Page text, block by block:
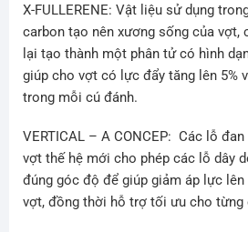
X-FULLERENE: Vật liệu sử dụng
carbon tạo nên xương sống của vợt,
lại tạo thành một phân tử có hình
giúp cho vợt có lực đẩy tăng lên 5%
trong mỗi cú đánh.
VERTICAL – A CONCEP: Các lỗ đan
vợt thế hệ mới cho phép các lỗ dây
đúng góc độ để giúp giảm áp lực
vợt, đồng thời hỗ trợ tối ưu cho từng